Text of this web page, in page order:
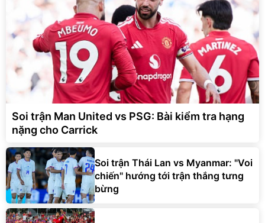
Soi trận Man United vs PSG: Bài kiểm tra hạng
nặng cho Carrick
Soi trận Thái Lan vs Myanmar: "Voi
chiến" hướng tới trận thắng tưng
bừng